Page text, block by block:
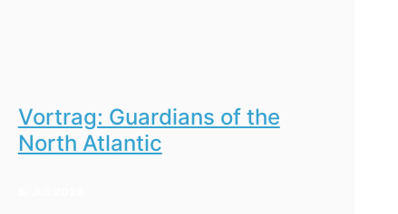
Vortrag: Guardians of the
North Atlantic